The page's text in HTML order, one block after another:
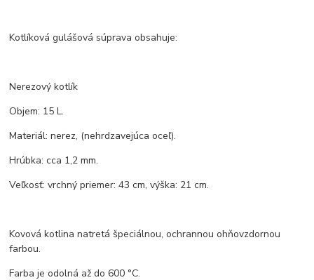
Kotlíková gulášová súprava obsahuje:
Nerezový kotlík
Objem: 15 L.
Materiál: nerez, (nehrdzavejúca oceľ).
Hrúbka: cca 1,2 mm.
Veľkosť: vrchný priemer: 43 cm, výška: 21 cm.
Kovová kotlina natretá špeciálnou, ochrannou ohňovzdornou
farbou.
Farba je odolná až do 600 °C.